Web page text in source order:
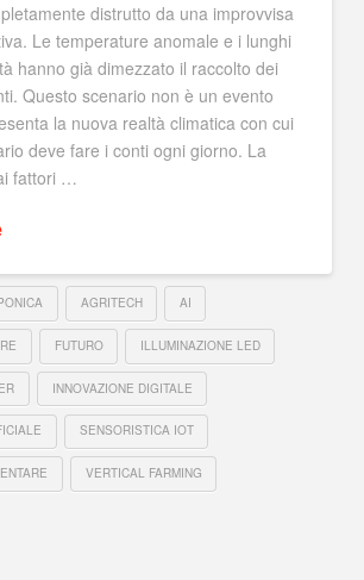
distrutto da una improvvisa
Le temperature anomale e i lunghi
hanno già dimezzato il raccolto dei
Questo scenario non è un evento
la nuova realtà climatica con cui
deve fare i conti ogni giorno. La
fattori …
AGRITECH AI
FUTURO ILLUMINAZIONE LED
INNOVAZIONE DIGITALE
SENSORISTICA IOT
VERTICAL FARMING